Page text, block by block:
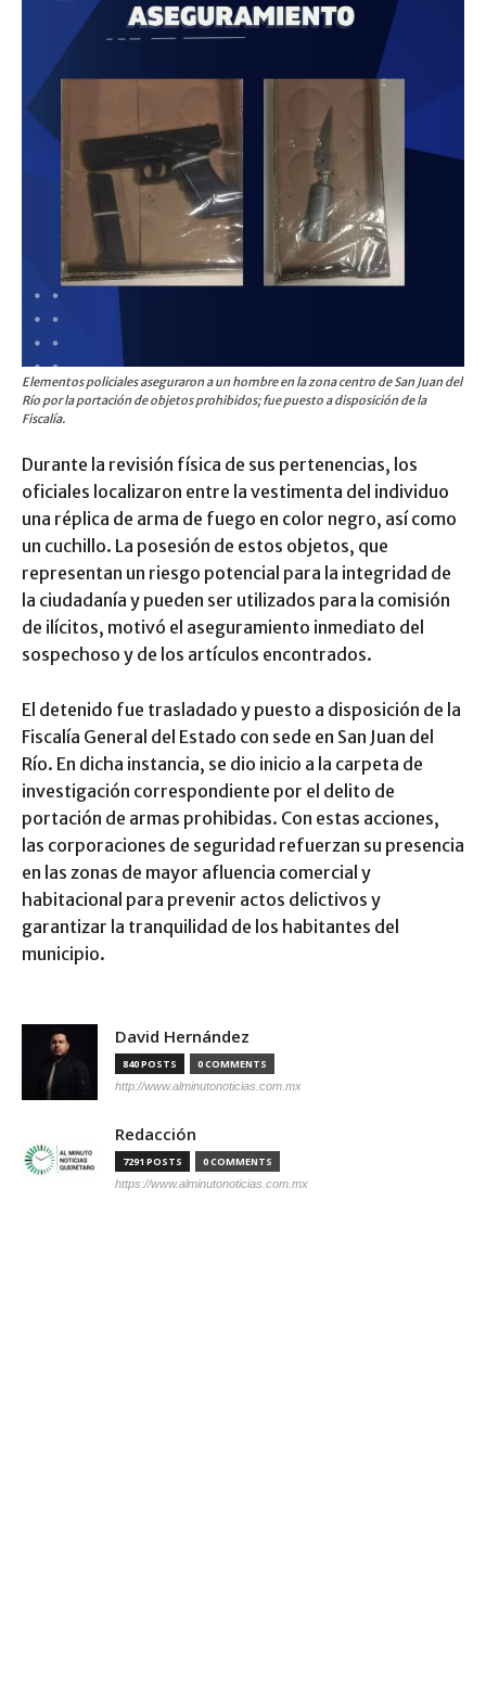
Elementos policiales aseguraron a un hombre en la zona centro de San Juan del
Río por la portación de objetos prohibidos; fue puesto a disposición de la
Fiscalía.
Durante la revisión física de sus pertenencias, los
oficiales localizaron entre la vestimenta del individuo
una réplica de arma de fuego en color negro, así como
un cuchillo. La posesión de estos objetos, que
representan un riesgo potencial para la integridad de
la ciudadanía y pueden ser utilizados para la comisión
de ilícitos, motivó el aseguramiento inmediato del
sospechoso y de los artículos encontrados.
El detenido fue trasladado y puesto a disposición de la
Fiscalía General del Estado con sede en San Juan del
Río. En dicha instancia, se dio inicio a la carpeta de
investigación correspondiente por el delito de
portación de armas prohibidas. Con estas acciones,
las corporaciones de seguridad refuerzan su presencia
en las zonas de mayor afluencia comercial y
habitacional para prevenir actos delictivos y
garantizar la tranquilidad de los habitantes del
municipio.
David Hernández
840 POSTS 0 COMMENTS
http://www.alminutonoticias.com.mx
Redacción
7291 POSTS 0 COMMENTS
https://www.alminutonoticias.com.mx